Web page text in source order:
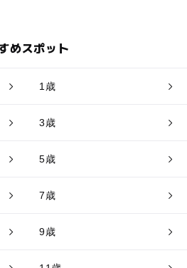
めスポット
1歳
3歳
5歳
7歳
9歳